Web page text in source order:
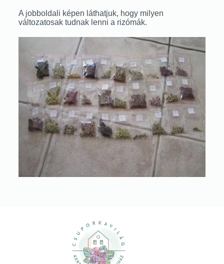
A jobboldali képen láthatjuk, hogy milyen
változatosak tudnak lenni a rizómák.